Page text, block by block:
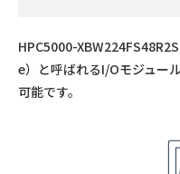
HPC5000-
e）と呼ばれるI/Oモジュー
可能です。